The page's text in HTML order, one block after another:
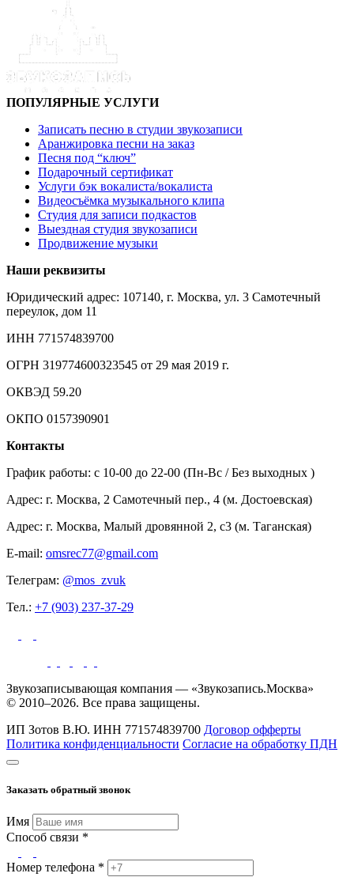
ПОПУЛЯРНЫЕ УСЛУГИ
Записать песню в студии звукозаписи
Аранжировка песни на заказ
Песня под “ключ”
Подарочный сертификат
Услуги бэк вокалиста/вокалиста
Видеосъёмка музыкального клипа
Студия для записи подкастов
Выездная студия звукозаписи
Продвижение музыки
Наши реквизиты
Юридический адрес: 107140, г. Москва, ул. 3 Самотечный
переулок, дом 11
ИНН 771574839700
ОГРН 319774600323545 от 29 мая 2019 г.
ОКВЭД 59.20
ОКПО 0157390901
Контакты
График работы: c 10-00 до 22-00 (Пн-Вс / Без выходных )
Адрес: г. Москва, 2 Самотечный пер., 4 (м. Достоевская)
Адрес: г. Москва, Малый дровянной 2, с3 (м. Таганская)
E-mail: omsrec77@gmail.com
Телеграм: @mos_zvuk
Тел.: +7 (903) 237-37-29
Звукозаписывающая компания — «Звукозапись.Москва»
© 2010–2026. Все права защищены.
ИП Зотов В.Ю. ИНН 771574839700 Договор офферты
Политика конфиденциальности Согласие на обработку ПДН
Заказать обратный звонок
Имя
Способ связи *
Номер телефона *